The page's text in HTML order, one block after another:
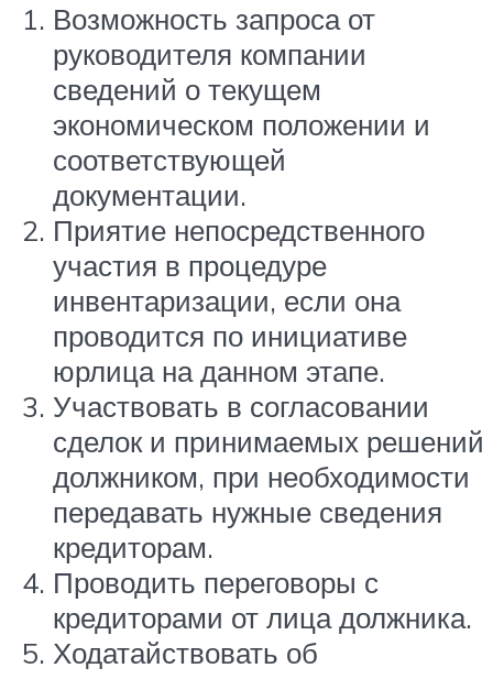
Возможность запроса от
руководителя компании
сведений о текущем
экономическом положении и
соответствующей
документации.
Приятие непосредственного
участия в процедуре
инвентаризации, если она
проводится по инициативе
юрлица на данном этапе.
Участвовать в согласовании
сделок и принимаемых решений
должником, при необходимости
передавать нужные сведения
кредиторам.
Проводить переговоры с
кредиторами от лица должника.
Ходатайствовать об